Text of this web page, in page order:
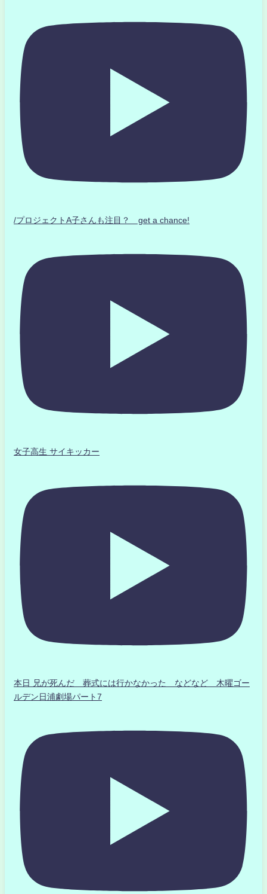
/プロジェクトA子さんも注目？ get a chance!
女子高生 サイキッカー
本日 兄が死んだ 葬式には行かなかった などなど 木曜ゴー
ルデン日浦劇場パート7